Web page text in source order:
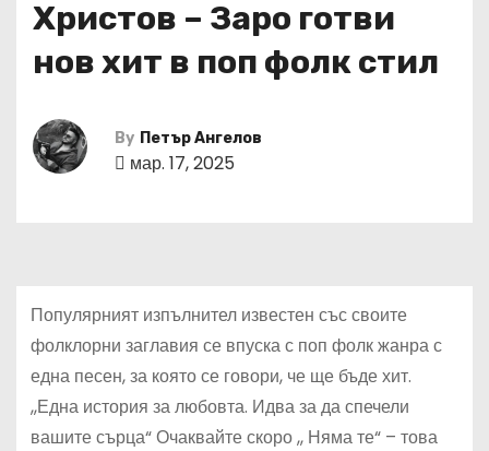
Христов – Заро готви
нов хит в поп фолк стил
By Петър Ангелов
мар. 17, 2025
Популярният изпълнител известен със своите
фолклорни заглавия се впуска с поп фолк жанра с
една песен, за която се говори, че ще бъде хит.
,,Една история за любовта. Идва за да спечели
вашите сърца“ Очаквайте скоро ,, Няма те“ – това